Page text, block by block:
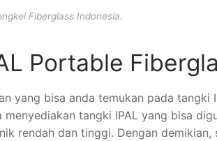
Fiberglass Indonesia.
Portable
yang bisa anda temukan pada tangki
menyediakan tangki IPAL yang bisa
rendah dan tinggi. Dengan